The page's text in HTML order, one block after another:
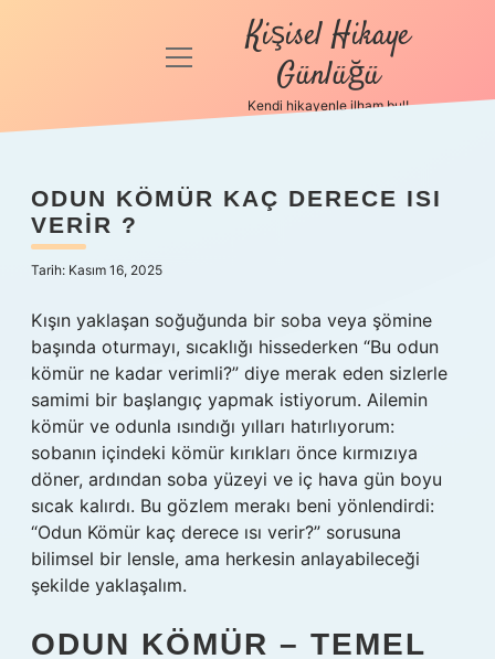
Anasayfa
Politikası
Yasal Uyarı
menüyü
Kişisel Hikaye
Günlüğü
Kendi hikayenle ilham bul!
ODUN KÖMÜR KAÇ DERECE ISI
VERIR ?
Tarih: Kasım 16, 2025
Kışın yaklaşan soğuğunda bir soba veya şömine
başında oturmayı, sıcaklığı hissederken “Bu odun
kömür ne kadar verimli?” diye merak eden sizlerle
samimi bir başlangıç yapmak istiyorum. Ailemin
kömür ve odunla ısındığı yılları hatırlıyorum:
sobanın içindeki kömür kırıkları önce kırmızıya
döner, ardından soba yüzeyi ve iç hava gün boyu
sıcak kalırdı. Bu gözlem merakı beni yönlendirdi:
“Odun Kömür kaç derece ısı verir?” sorusuna
bilimsel bir lensle, ama herkesin anlayabileceği
şekilde yaklaşalım.
ODUN KÖMÜR – TEMEL